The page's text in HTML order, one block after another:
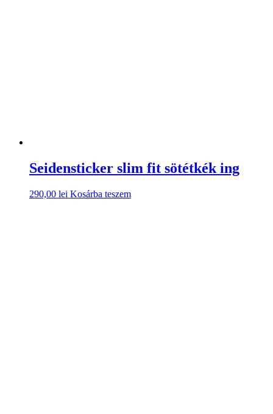
Seidensticker slim fit sötétkék ing
290,00 lei Kosárba teszem